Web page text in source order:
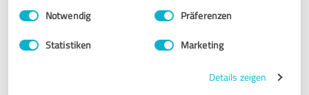
Impressum Datenschutzbestimmungen
Einwilligungsauswahl
Notwendig Präferenzen
Statistiken Marketing
Details zeigen
Wünsche und Vorstellungen ihrer Kund*innen. Aigner
Immobilen(ver)käufe und mein besonderer Dank geht an